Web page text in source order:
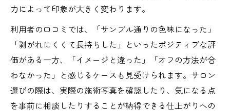
力によって印象が大きく変わります。
利用者の口コミでは、「サンプル通りの色味になった」
「剥がれにくくて長持ちした」といったポジティブな評
価がある一方、「イメージと違った」「オフの方法が合
わなかった」と感じるケースも見受けられます。サロン
選びの際は、実際の施術写真を確認したり、気になる点
を事前に相談したりすることが納得できる仕上がりへの